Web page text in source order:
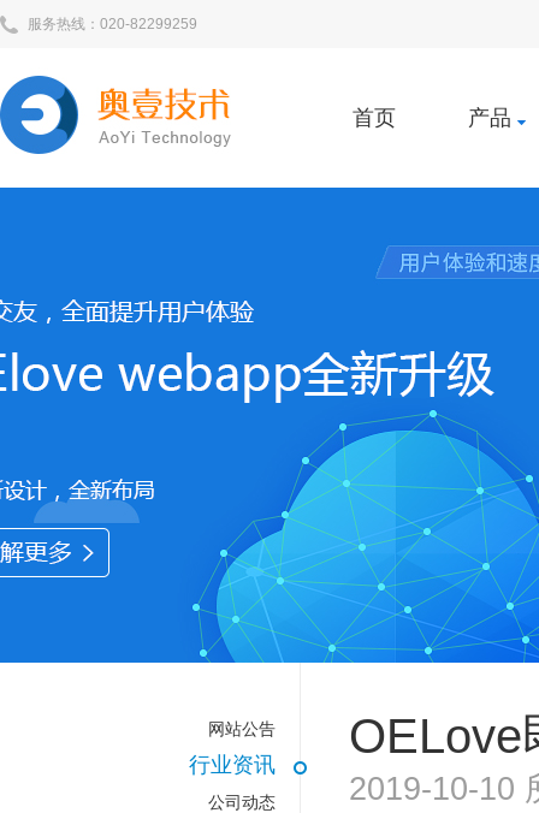
服务热线：020-82299259
首页 产品
网站公告
行业资讯
公司动态
OELove
2019-10-10